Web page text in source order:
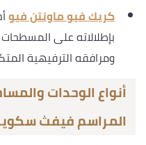
كريك فيو ماونتن فيو
بإطلالاته على
ومرافقه الترفيهية
أنواع الوحدات
المراسم فيفث